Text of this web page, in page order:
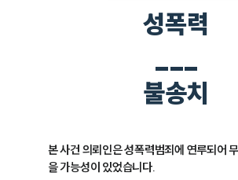
성폭력
___
불송치
본 사건 의뢰인은 성폭력범죄에 연루되어
을 가능성이 있었습니다.